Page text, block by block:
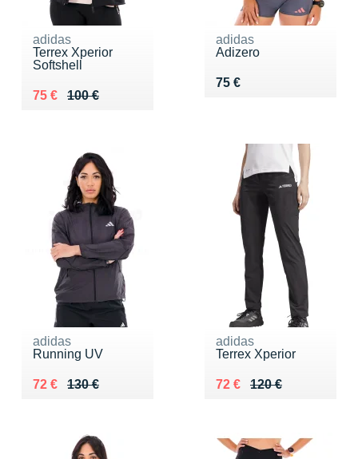
adidas
Terrex Xperior
Softshell
100 €
Au lieu de 100 €
75 €
Vendu 75 €
adidas
Adizero
75 €
Vendu 75 €
adidas
Running UV
130 €
Au lieu de 130 €
72 €
Vendu 72 €
adidas
Terrex Xperior
120 €
Au lieu de 120 €
72 €
Vendu 72 €